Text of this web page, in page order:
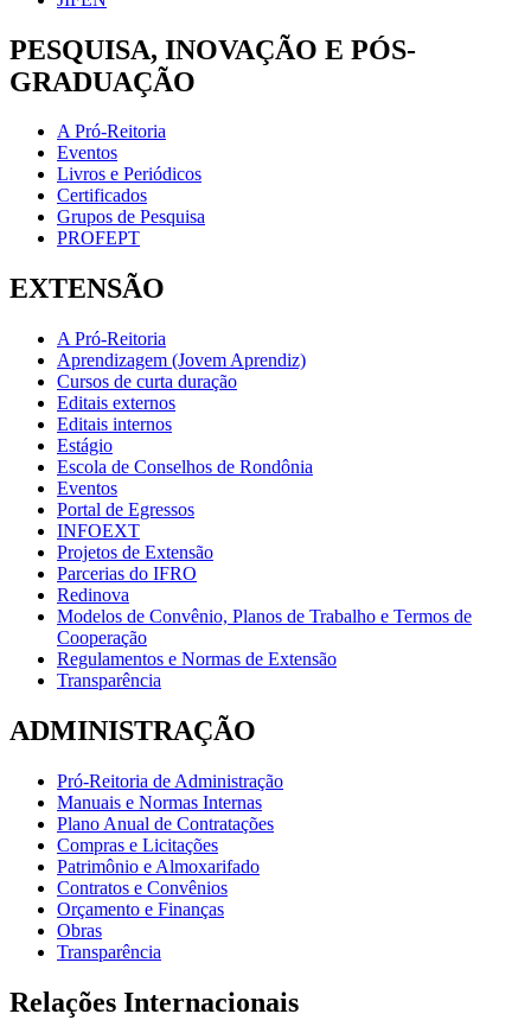
PESQUISA, INOVAÇÃO E PÓS-
GRADUAÇÃO
A Pró-Reitoria
Eventos
Livros e Periódicos
Certificados
Grupos de Pesquisa
PROFEPT
EXTENSÃO
A Pró-Reitoria
Aprendizagem (Jovem Aprendiz)
Cursos de curta duração
Editais externos
Editais internos
Estágio
Escola de Conselhos de Rondônia
Eventos
Portal de Egressos
INFOEXT
Projetos de Extensão
Parcerias do IFRO
Redinova
Modelos de Convênio, Planos de Trabalho e Termos de
Cooperação
Regulamentos e Normas de Extensão
Transparência
ADMINISTRAÇÃO
Pró-Reitoria de Administração
Manuais e Normas Internas
Plano Anual de Contratações
Compras e Licitações
Patrimônio e Almoxarifado
Contratos e Convênios
Orçamento e Finanças
Obras
Transparência
Relações Internacionais